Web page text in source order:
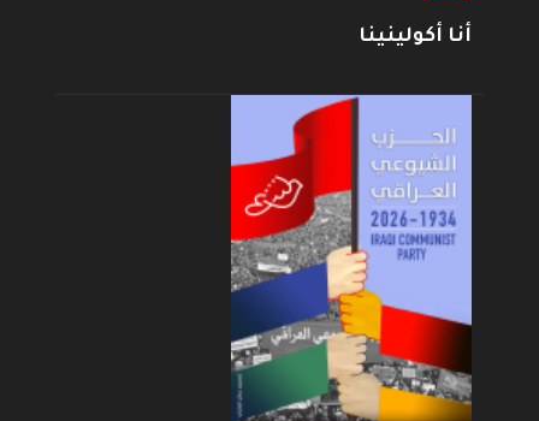
أنا أكولينينا